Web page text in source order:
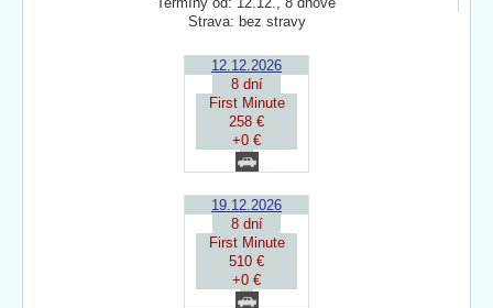
Strava: bez stravy
12.12.2026
8 dní
First Minute
258 €
+0 €
19.12.2026
8 dní
First Minute
510 €
+0 €